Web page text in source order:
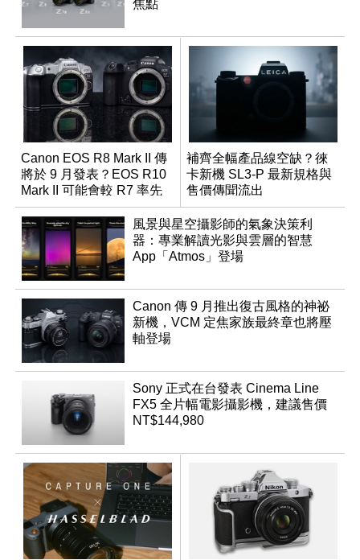
焦點
Canon EOS R8 Mark II 傳
將於 9 月發表？EOS R10
Mark II 可能會較 R7 率先
推出
補齊全幅產品線空缺？徠
卡新機 SL3-P 最新規格與
售價傳聞流出
風景與星空攝影師的氣象決策利
器：專業解讀光影與雲層的智慧
App「Atmos」登場
Canon 傳 9 月推出復古風格的神祕
新機，VCM 定焦家族最終章也將壓
軸登場
Sony 正式在台發表 Cinema Line
FX5 全片幅電影攝影機，建議售價
NT$144,980